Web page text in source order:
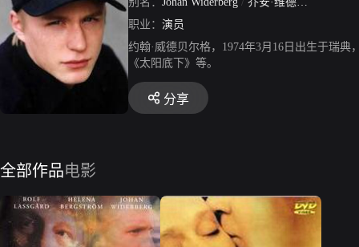
职业： 演员
约翰·威德贝尔格，1974年3月16日出生于瑞
《太阳底下》等。
分享
全部作品电影